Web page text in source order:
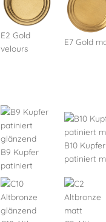
E2 Gold
velours
E7 Gold
B9 Kupfer
patiniert
B10 Kupfer
patiniert